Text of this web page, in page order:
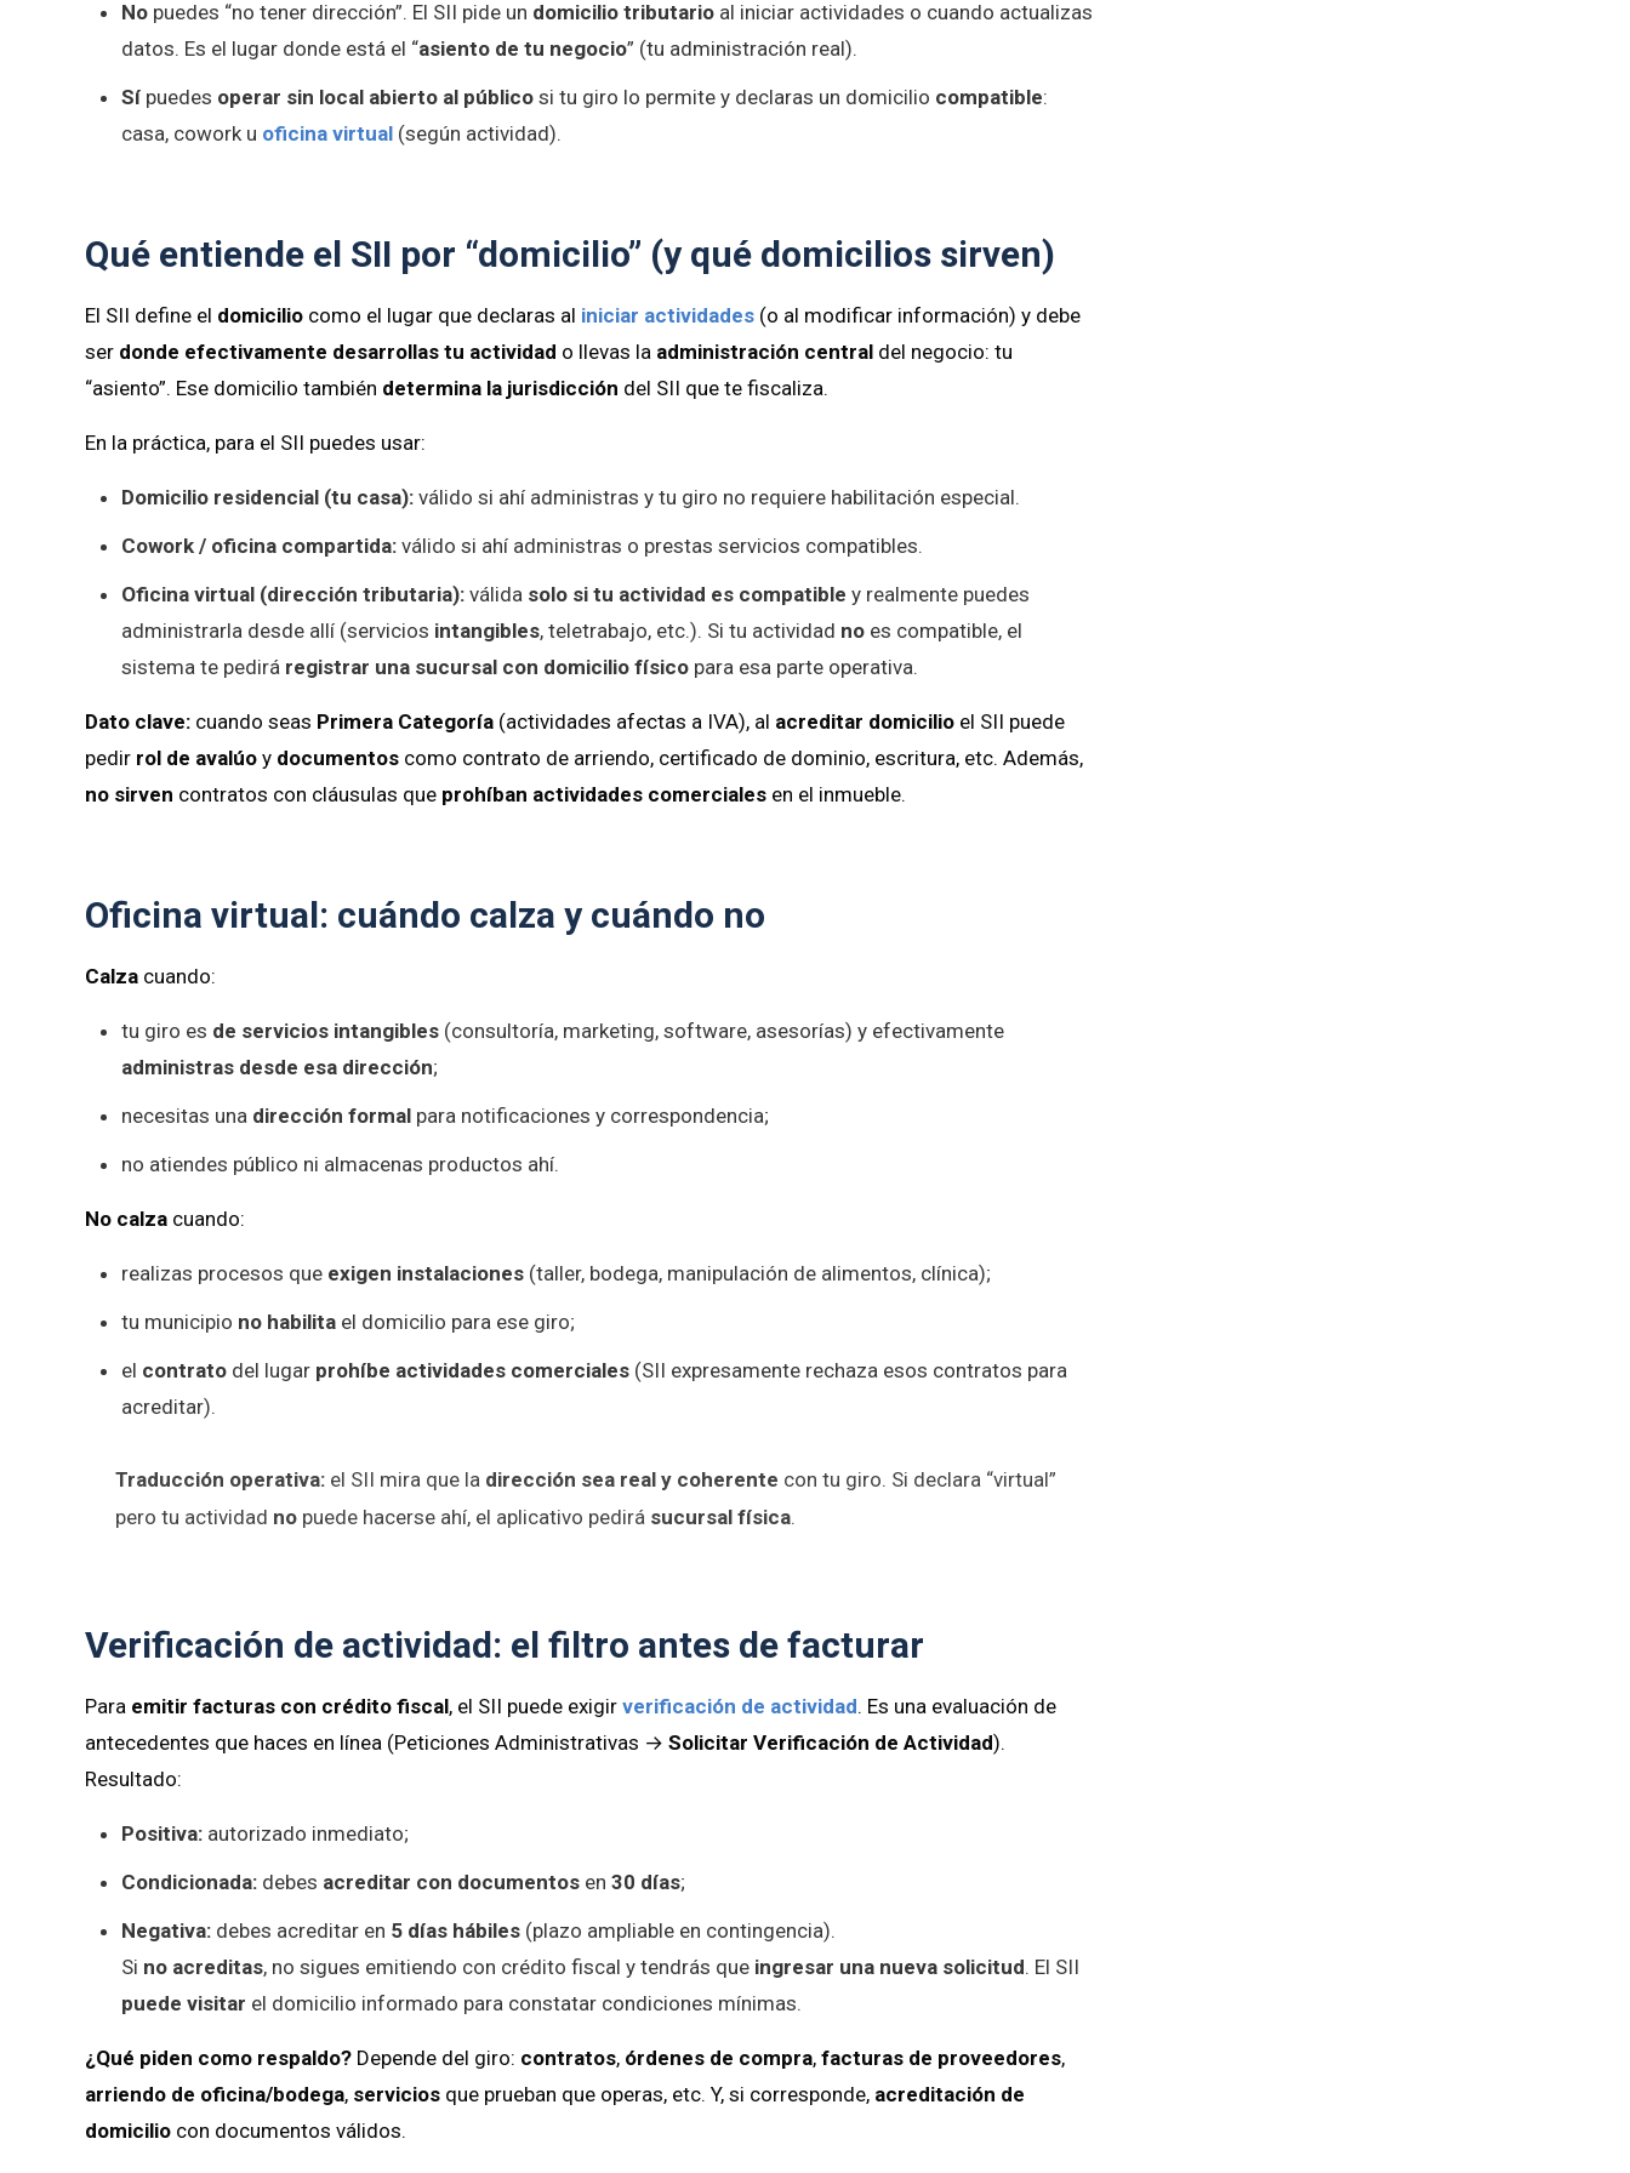
No puedes “no tener dirección”. El SII pide un domicilio tributario al iniciar actividades o cuando actualizas
datos. Es el lugar donde está el “asiento de tu negocio” (tu administración real).
Sí puedes operar sin local abierto al público si tu giro lo permite y declaras un domicilio compatible:
casa, cowork u oficina virtual (según actividad).
Qué entiende el SII por “domicilio” (y qué domicilios sirven)
El SII define el domicilio como el lugar que declaras al iniciar actividades (o al modificar información) y debe
ser donde efectivamente desarrollas tu actividad o llevas la administración central del negocio: tu
“asiento”. Ese domicilio también determina la jurisdicción del SII que te fiscaliza.
En la práctica, para el SII puedes usar:
Domicilio residencial (tu casa): válido si ahí administras y tu giro no requiere habilitación especial.
Cowork / oficina compartida: válido si ahí administras o prestas servicios compatibles.
Oficina virtual (dirección tributaria): válida solo si tu actividad es compatible y realmente puedes
administrarla desde allí (servicios intangibles, teletrabajo, etc.). Si tu actividad no es compatible, el
sistema te pedirá registrar una sucursal con domicilio físico para esa parte operativa.
Dato clave: cuando seas Primera Categoría (actividades afectas a IVA), al acreditar domicilio el SII puede
pedir rol de avalúo y documentos como contrato de arriendo, certificado de dominio, escritura, etc. Además,
no sirven contratos con cláusulas que prohíban actividades comerciales en el inmueble.
Oficina virtual: cuándo calza y cuándo no
Calza cuando:
tu giro es de servicios intangibles (consultoría, marketing, software, asesorías) y efectivamente
administras desde esa dirección;
necesitas una dirección formal para notificaciones y correspondencia;
no atiendes público ni almacenas productos ahí.
No calza cuando:
realizas procesos que exigen instalaciones (taller, bodega, manipulación de alimentos, clínica);
tu municipio no habilita el domicilio para ese giro;
el contrato del lugar prohíbe actividades comerciales (SII expresamente rechaza esos contratos para
acreditar).
Traducción operativa: el SII mira que la dirección sea real y coherente con tu giro. Si declara “virtual”
pero tu actividad no puede hacerse ahí, el aplicativo pedirá sucursal física.
Verificación de actividad: el filtro antes de facturar
Para emitir facturas con crédito fiscal, el SII puede exigirverificación de actividad. Es una evaluación de
antecedentes que haces en línea (Peticiones Administrativas →Solicitar Verificación de Actividad).
Resultado:
Positiva: autorizado inmediato;
Condicionada: debes acreditar con documentos en30 días;
Negativa: debes acreditar en 5 días hábiles (plazo ampliable en contingencia).
Si no acreditas, no sigues emitiendo con crédito fiscal y tendrás que ingresar una nueva solicitud. El SII
puede visitar el domicilio informado para constatar condiciones mínimas.
¿Qué piden como respaldo? Depende del giro: contratos, órdenes de compra,facturas de proveedores,
arriendo de oficina/bodega, servicios que prueban que operas, etc. Y, si corresponde, acreditación de
domicilio con documentos válidos.